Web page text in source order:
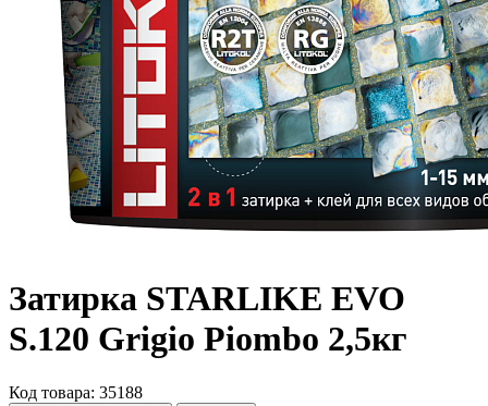
Затирка STARLIKE EVO
S.120 Grigio Piombo 2,5кг
Код товара: 35188